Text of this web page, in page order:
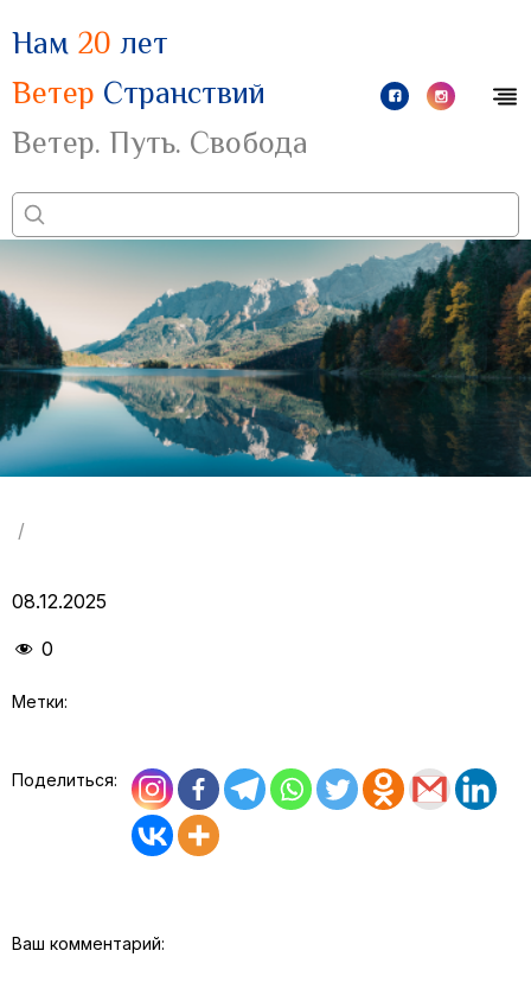
Нам 20 лет
Ветер Странствий
Ветер. Путь. Свобода
/
08.12.2025
0
Метки:
Поделиться:
Ваш комментарий: